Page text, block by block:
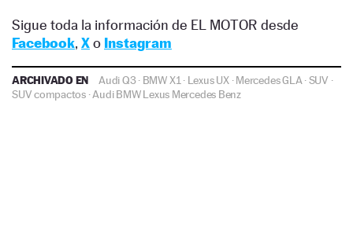
Sigue toda la información de EL MOTOR desde
Facebook, Xo Instagram
ARCHIVADO EN Audi Q3· BMW X1· Lexus UX·Mercedes GLA·SUV ·
SUV compactos ·Audi BMW Lexus Mercedes Benz